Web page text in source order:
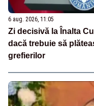
6 aug. 2026, 11:05
Zi decisivă la Înalta
dacă trebuie să
grefierilor